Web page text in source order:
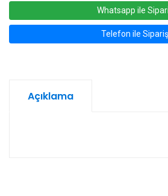
Whatsapp ile
Telefon ile Sipariş
Açıklama